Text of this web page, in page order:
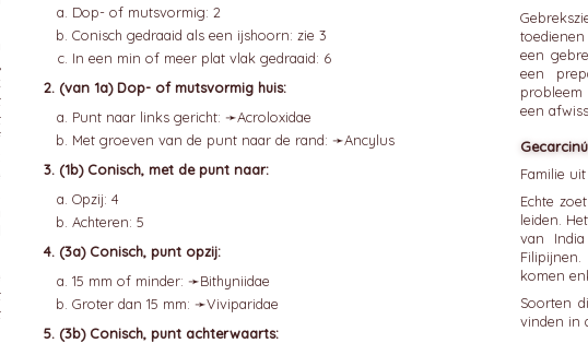
Dop- of mutsvormig: 2
Conisch gedraaid als een ijshoorn: zie 3
In een min of meer plat vlak gedraaid: 6
(van 1a) Dop- of mutsvormig huis:
Punt naar links gericht: ➛Acroloxidae
Met groeven van de punt naar de rand: ➛Ancylus
(1b) Conisch, met de punt naar:
Opzij: 4
Achteren: 5
(3a) Conisch, punt opzij:
15 mm of minder: ➛Bithyniidae
Groter dan 15 mm: ➛Viviparidae
(3b) Conisch, punt achterwaarts:
een
een
een
Familie
Echte
leiden.
van
komen
Soorten
vinden in